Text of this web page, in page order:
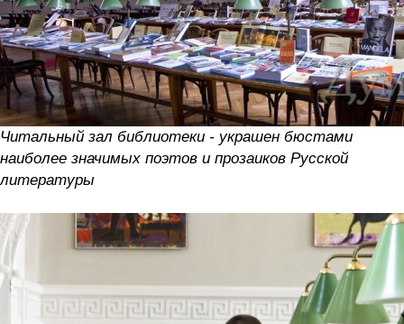
Читальный зал библиотеки - украшен бюстами
наиболее значимых поэтов и прозаиков Русской
литературы